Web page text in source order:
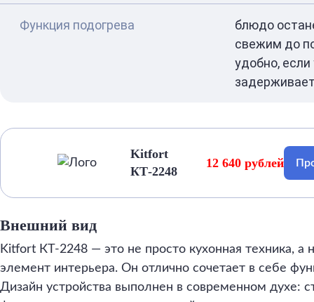
Функция подогрева
блюдо
свежим до
удобно,
Kitfort
КТ-2248
12 640 рублей
Внешний вид
Kitfort КТ-2248 — это не просто кухонная техника, а
элемент интерьера. Он отлично сочетает в себе
Дизайн устройства выполнен в современном духе: